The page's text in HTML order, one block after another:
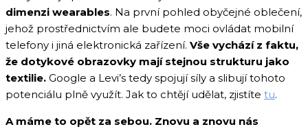
dimenzi wearables. Na první pohled obyčejné oblečení,
jehož prostřednictvím ale budete moci ovládat mobilní
telefony i jiná elektronická zařízení. Vše vychází z faktu,
že dotykové obrazovky mají stejnou strukturu jako
textilie. Google a Levi’s tedy spojují síly a slibují tohoto
potenciálu plně využít. Jak to chtějí udělat, zjistíte tu.
A máme to opět za sebou. Znovu a znovu nás